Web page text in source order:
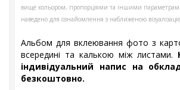
вище кольором, пропорціями та іншими
наведено для ознайомлення з наближеною
Альбом для вклеювання фото з
всередині та калькою між листами.
індивідуальний напис на
безкоштовно.